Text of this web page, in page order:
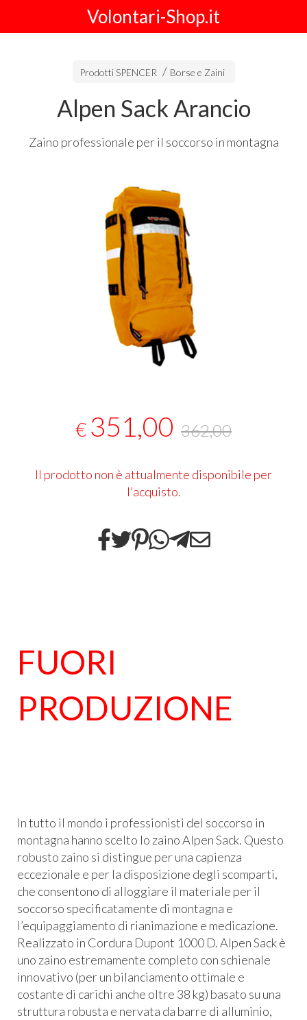
Volontari-Shop.it
Prodotti SPENCER Borse e Zaini
Alpen Sack Arancio
Zaino professionale per il soccorso in montagna
€ 351,00 362,00
Il prodotto non è attualmente disponibile per
l'acquisto.
FUORI
PRODUZIONE
In tutto il mondo i professionisti del soccorso in
montagna hanno scelto lo zaino Alpen Sack. Questo
robusto zaino si distingue per una capienza
eccezionale e per la disposizione degli scomparti,
che consentono di alloggiare il materiale per il
soccorso specificatamente di montagna e
l’equipaggiamento di rianimazione e medicazione.
Realizzato in Cordura Dupont 1000 D. Alpen Sack è
uno zaino estremamente completo con schienale
innovativo (per un bilanciamento ottimale e
costante di carichi anche oltre 38 kg) basato su una
struttura robusta e nervata da barre di alluminio,